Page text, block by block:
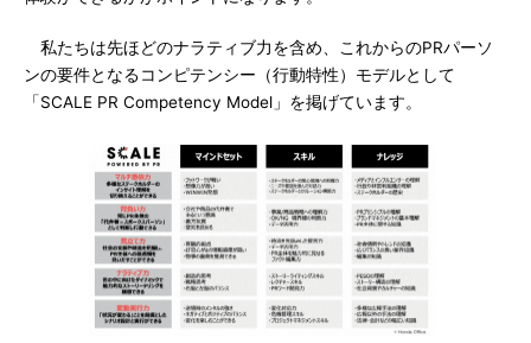
私たちは先ほどのナラティブ力を含め、これからのPRパーソ
ンの要件となるコンピテンシー（行動特性）モデルとして
「SCALE PR Competency Model」を掲げています。